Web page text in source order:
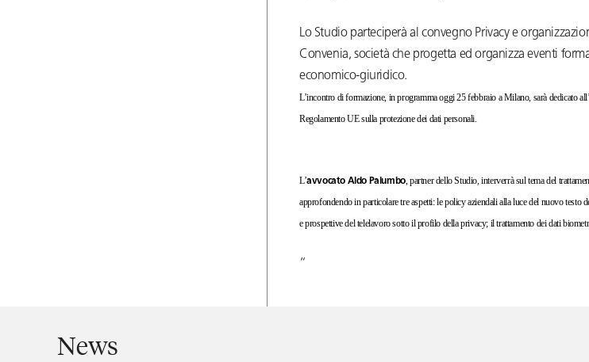
Lo Studio parteciperà al convegno Privacy e
Convenia, società che progetta ed organizza eventi
economico-giuridico.
L’incontro di formazione, in programma oggi 25 febbraio a Milano, sarà dedicato
Regolamento UE sulla protezione dei dati personali.
L’avvocato Aldo Palumbo, partner dello Studio, interverrà sul tema del
approfondendo in particolare tre aspetti: le policy aziendali alla luce del nuovo testo
e prospettive del telelavoro sotto il profilo della privacy; il trattamento dei dati
“
News